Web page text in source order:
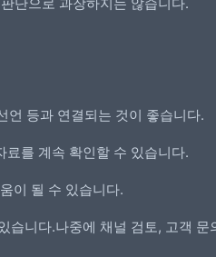
언 등과 연결되는 것이 좋습니다.
를 계속 확인할 수 있습니다.
이 될 수 있습니다.
니다.나중에 채널 검토, 고객